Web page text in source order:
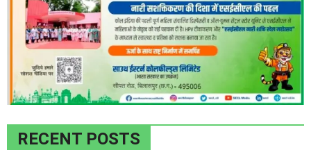
RECENT POSTS